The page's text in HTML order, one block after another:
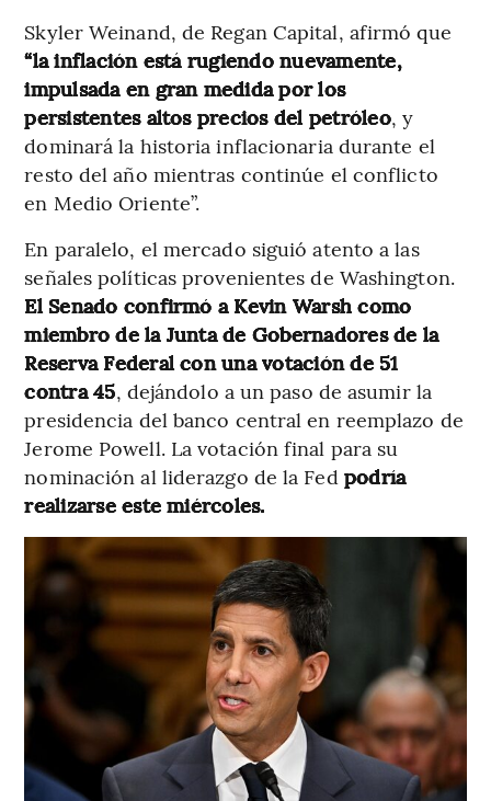
Skyler Weinand, de Regan Capital, afirmó que
“la inflación está rugiendo nuevamente,
impulsada en gran medida por los
persistentes altos precios del petróleo, y
dominará la historia inflacionaria durante el
resto del año mientras continúe el conflicto
en Medio Oriente”.
En paralelo, el mercado siguió atento a las
señales políticas provenientes de Washington.
El Senado confirmó a Kevin Warsh como
miembro de la Junta de Gobernadores de la
Reserva Federal con una votación de 51
contra 45, dejándolo a un paso de asumir la
presidencia del banco central en reemplazo de
Jerome Powell. La votación final para su
nominación al liderazgo de la Fed podría
realizarse este miércoles.